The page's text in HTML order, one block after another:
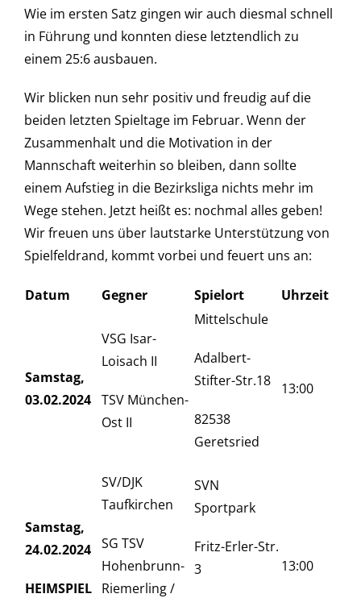
Wie im ersten Satz gingen wir auch diesmal schnell
in Führung und konnten diese letztendlich zu
einem 25:6 ausbauen.
Wir blicken nun sehr positiv und freudig auf die
beiden letzten Spieltage im Februar. Wenn der
Zusammenhalt und die Motivation in der
Mannschaft weiterhin so bleiben, dann sollte
einem Aufstieg in die Bezirksliga nichts mehr im
Wege stehen. Jetzt heißt es: nochmal alles geben!
Wir freuen uns über lautstarke Unterstützung von
Spielfeldrand, kommt vorbei und feuert uns an:
Datum Gegner Spielort Uhrzeit
Samstag,
03.02.2024
VSG Isar-
Loisach II
TSV München-
Ost II
Mittelschule
Adalbert-
Stifter-Str.18
82538
Geretsried
13:00
Samstag,
24.02.2024
HEIMSPIEL
SV/DJK
Taufkirchen
SG TSV
Hohenbrunn-
Riemerling /
SVN
Sportpark
Fritz-Erler-Str.
3
13:00